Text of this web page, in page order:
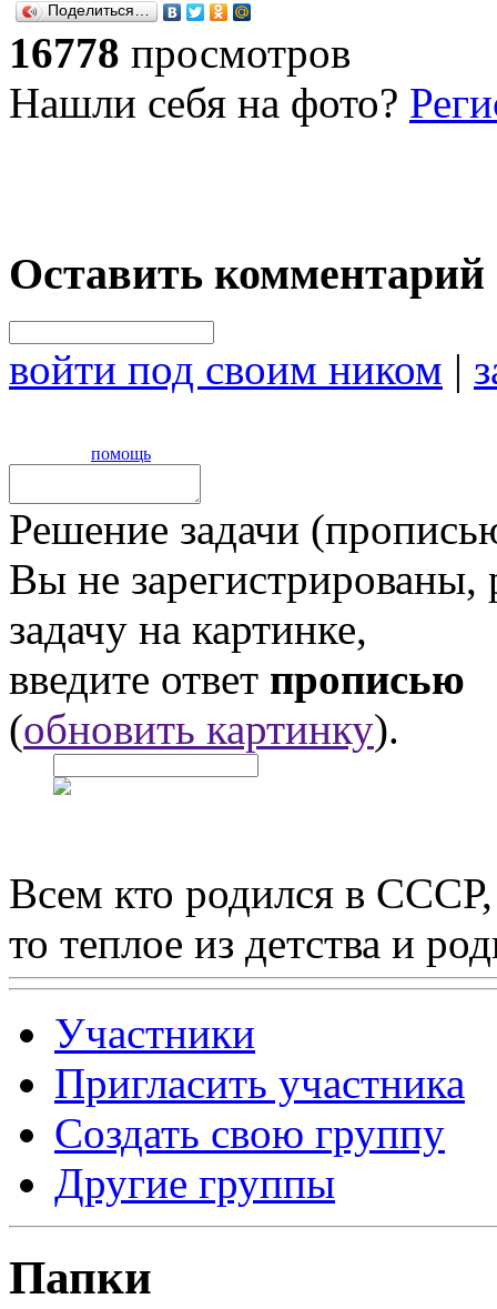
Поделиться…
16778 просмотров
Нашли себя на фото?
Оставить комментарий
войти под своим ником |
помощь
Решение задачи
Вы не
задачу на картинке,
введите ответ прописью
(обновить картинку).
Всем кто родился в
то теплое из детства и
Участники
Пригласить участника
Создать свою группу
Другие группы
Папки